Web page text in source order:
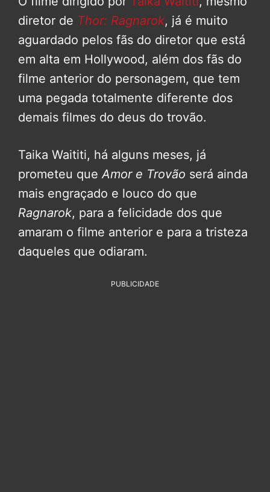
diretor de Thor: Ragnarok, já é muito
aguardado pelos fãs do diretor que está
em alta em Hollywood, além dos fãs do
filme anterior do personagem, que tem
uma pegada totalmente diferente dos
demais filmes do deus do trovão.
Taika Waititi, há alguns meses, já
prometeu que Amor e Trovão será ainda
mais engraçado e louco do que
Ragnarok, para a felicidade dos que
amaram o filme anterior e para a tristeza
daqueles que odiaram.
PUBLICIDADE